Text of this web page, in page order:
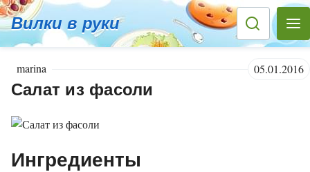
Вилки в руки
marina 05.01.2016
Салат из фасоли
Ингредиенты